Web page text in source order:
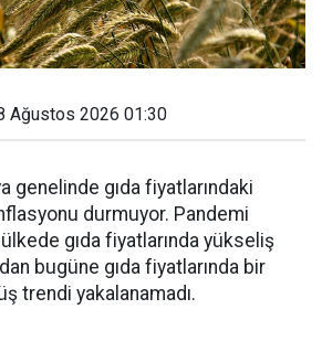
Ağustos 2026 01:30
genelinde gıda fiyatlarındaki
durmuyor. Pandemi
gıda fiyatlarında yükseliş
bugüne gıda fiyatlarında bir
trendi yakalanamadı.